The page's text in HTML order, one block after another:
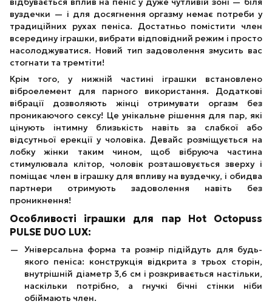
вуздечки — і для досягнення оргазму немає потреби у
традиційних рухах пеніса. Достатньо помістити член
всередину іграшки, вибрати відповідний режим і просто
насолоджуватися. Новий тип задоволення змусить вас
стогнати та тремтіти!
Крім того, у нижній частині іграшки встановлено
віброелемент для парного використання. Додаткові
вібрації дозволяють жінці отримувати оргазм без
проникаючого сексу! Це унікальне рішення для пар, які
цінують інтимну близькість навіть за слабкої або
відсутньої ерекції у чоловіка. Девайс розміщується на
лобку жінки таким чином, щоб вібруюча частина
стимулювала клітор, чоловік розташовується зверху і
поміщає член в іграшку для впливу на вуздечку, і обидва
партнери отримують задоволення навіть без
проникнення!
Особливості іграшки для пар Hot Octopuss
PULSE DUO LUX:
Універсальна форма та розмір підійдуть для будь-
якого пеніса: конструкція відкрита з трьох сторін,
внутрішній діаметр 3,6 см і розкривається настільки,
наскільки потрібно, а гнучкі бічні стінки ніби
обіймають член.